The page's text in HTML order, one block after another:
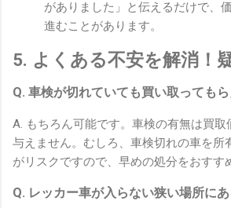
がありました」と伝えるだけで、
進むことがあります。
5. よくある不安を解消！
Q. 車検が切れていても買い取ってもら
A. もちろん可能です。車検の有無は買取
与えません。むしろ、車検切れの車を所
がリスクですので、早めの処分をおすす
Q. レッカー車が入らない狭い場所に